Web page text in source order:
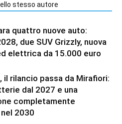
stesso autore
quattro nuove auto:
due SUV Grizzly, nuova
elettrica da 15.000 euro
il rilancio passa da Mirafiori:
dal 2027 e una
completamente
2030